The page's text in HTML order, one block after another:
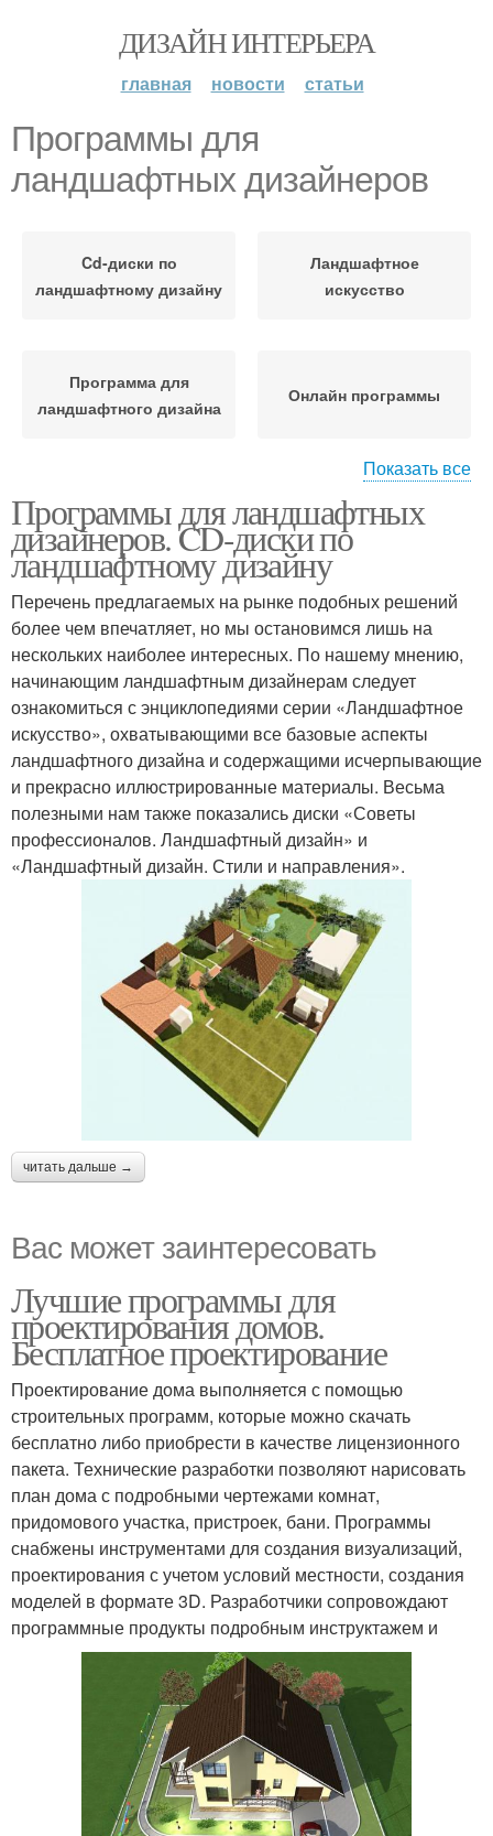
ДИЗАЙН ИНТЕРЬЕРА
главная новости статьи
Программы для
ландшафтных дизайнеров
Cd-диски по
ландшафтному дизайну
Ландшафтное
искусство
Программа для
ландшафтного дизайна
Онлайн программы
планировки
Программа для
проектирования
Онлайн-проектировщик
для ландшафтного
дизайна
Ценная программа
Показать все
Программы для ландшафтных
дизайнеров. CD-диски по
ландшафтному дизайну
Перечень предлагаемых на рынке подобных решений
более чем впечатляет, но мы остановимся лишь на
нескольких наиболее интересных. По нашему мнению,
начинающим ландшафтным дизайнерам следует
ознакомиться с энциклопедиями серии «Ландшафтное
искусство», охватывающими все базовые аспекты
ландшафтного дизайна и содержащими исчерпывающие
и прекрасно иллюстрированные материалы. Весьма
полезными нам также показались диски «Советы
профессионалов. Ландшафтный дизайн» и
«Ландшафтный дизайн. Стили и направления».
читать дальше →
Вас может заинтересовать
Лучшие программы для
проектирования домов.
Бесплатное проектирование
Проектирование дома выполняется с помощью
строительных программ, которые можно скачать
бесплатно либо приобрести в качестве лицензионного
пакета. Технические разработки позволяют нарисовать
план дома с подробными чертежами комнат,
придомового участка, пристроек, бани. Программы
снабжены инструментами для создания визуализаций,
проектирования с учетом условий местности, создания
моделей в формате 3D. Разработчики сопровождают
программные продукты подробным инструктажем и